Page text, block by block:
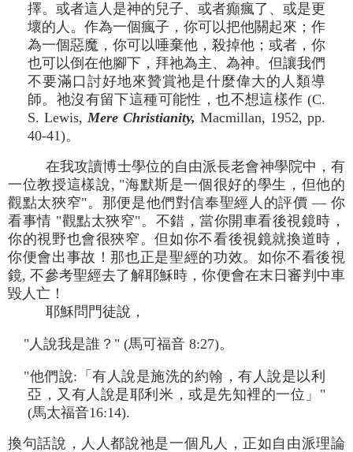
擇。或者這人是神的兒子、或者癲瘋了、或是更
壞的人。作為一個瘋子，你可以把他關起來；作
為一個惡魔，你可以唾棄他，殺掉他；或者，你
也可以倒在他腳下，拜祂為主、為神。但讓我們
不要滿口討好地來贊賞祂是什麼偉大的人類導
師。祂沒有留下這種可能性，也不想這樣作 (C.
S. Lewis,Mere Christianity, Macmillan, 1952, pp.
40-41)。
在我攻讀博士學位的自由派長老會神學院中，有
一位教授這樣說, "海默斯是一個很好的學生，但他的
觀點太狹窄"。那便是他們對信奉聖經人的評價 — 你
看事情 "觀點太狹窄"。不錯，當你開車看後視鏡時，
你的視野也會很狹窄。但如你不看後視鏡就換道時，
你便會出事故！那也正是聖經的功效。如你不看後視
鏡, 不參考聖經去了解耶穌時，你便會在末日審判中車
毀人亡！
耶穌問門徒說，
"人說我是誰？" (馬可福音 8:27)。
"他們說:「有人說是施洗的約翰，有人說是以利
亞，又有人說是耶利米，或是先知裡的一位」"
(馬太福音16:14).
換句話說，人人都說祂是一個凡人，正如自由派理論